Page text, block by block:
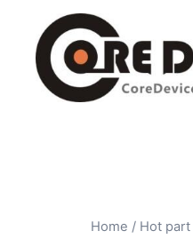
Home / Hot part